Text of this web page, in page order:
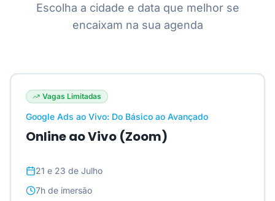
Escolha a cidade e data que melhor se
encaixam na sua agenda
Vagas Limitadas
Google Ads ao Vivo: Do Básico ao Avançado
Online ao Vivo (Zoom)
21 e 23 de Julho
7h de imersão